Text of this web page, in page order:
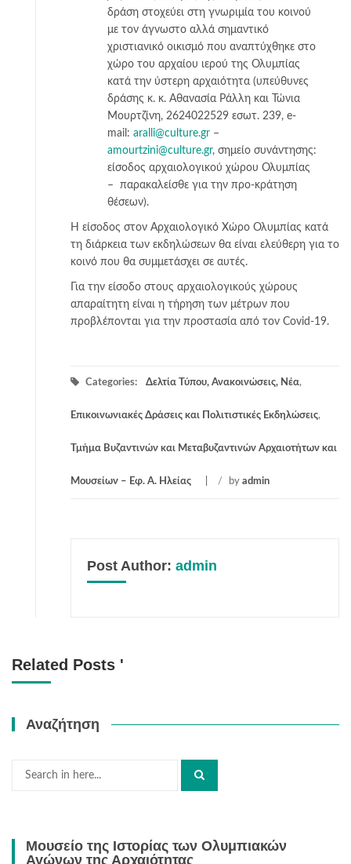
δράση στοχεύει στη γνωριμία του κοινού
με τον άγνωστο αλλά σημαντικό
χριστιανικό οικισμό που αναπτύχθηκε στο
χώρο του αρχαίου ιερού της Ολυμπίας
κατά την ύστερη αρχαιότητα (υπεύθυνες
δράσης κ. κ. Αθανασία Ράλλη και Τώνια
Μουρτζίνη, 2624022529 εσωτ. 239, e-
mail:aralli@culture.gr –
amourtzini@culture.gr, σημείο συνάντησης:
είσοδος αρχαιολογικού χώρου Ολυμπίας
– παρακαλείσθε για την προ-κράτηση
θέσεων).
Η είσοδος στον Αρχαιολογικό Χώρο Ολυμπίας κατά
τη διάρκεια των εκδηλώσεων θα είναι ελεύθερη για το
κοινό που θα συμμετάσχει σε αυτές.
Για την είσοδο στους αρχαιολογικούς χώρους
απαραίτητη είναι η τήρηση των μέτρων που
προβλέπονται για την προστασία από τον Covid-19.
Categories: Δελτία Τύπου, Ανακοινώσεις, Νέα,
Επικοινωνιακές Δράσεις και Πολιτιστικές Εκδηλώσεις,
Τμήμα Βυζαντινών και Μεταβυζαντινών Αρχαιοτήτων και
Μουσείων – Εφ. Α. Ηλείας / by admin
Post Author: admin
Related Posts '
Αναζήτηση
Search
Μουσείο της Ιστορίας των Ολυμπιακών
Αγώνων της Αρχαιότητας